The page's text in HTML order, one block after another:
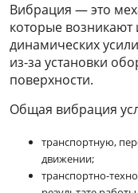
Вибрация — это
которые возникают
динамических
из-за установки
поверхности.
Общая вибрация
транспортную,
движении;
транспортно-